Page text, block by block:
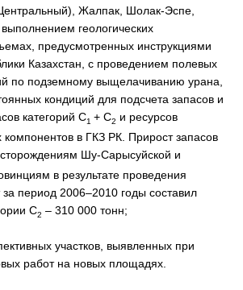
Жалпак, Шолак-Эспе,
геологических
предусмотренных инструкциями
Казахстан, с проведением полевых
по подземному выщелачиванию урана,
кондиций для подсчета запасов и
категорий С1 + С2 и ресурсов
компонентов в ГКЗ РК. Прирост запасов
Шу-Сарысуйской и
в результате проведения
период 2006–2010 годы составил
С2 – 310 000 тонн;
участков, выявленных при
работ на новых площадях.